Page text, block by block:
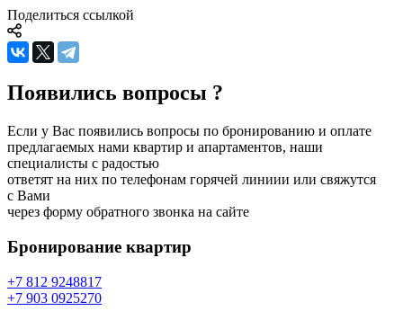
Поделиться ссылкой
Появились вопросы ?
Если у Вас появились вопросы по бронированию и оплате
предлагаемых нами квартир и апартаментов, наши
специалисты с радостью
ответят на них по телефонам горячей линиии или свяжутся
с Вами
через форму обратного звонка на сайте
Бронирование квартир
+7 812 9248817
+7 903 0925270